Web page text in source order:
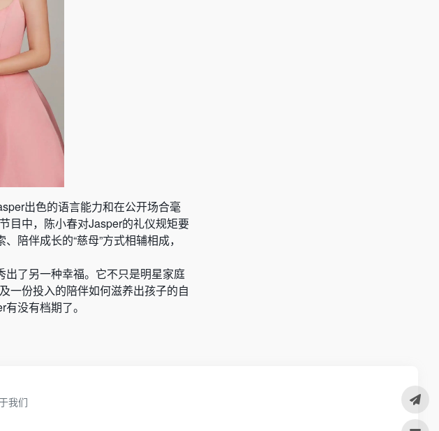
出色的语言能力和在公开场合毫
目中，陈小春对Jasper的礼仪规矩要
陪伴成长的“慈母”方式相辅相成，
出了另一种幸福。它不只是明星家庭
一份投入的陪伴如何滋养出孩子的自
没有档期了。
我们